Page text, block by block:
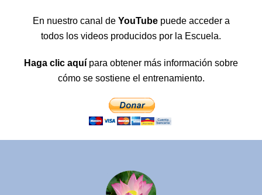
En nuestro canal de YouTubepuede acceder a
todos los videos producidos por la Escuela.
Haga clic aquí para obtener más información sobre
cómo se sostiene el entrenamiento.